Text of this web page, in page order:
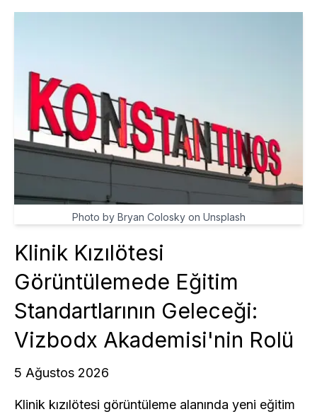
Photo by Bryan Colosky on Unsplash
Klinik Kızılötesi
Görüntülemede Eğitim
Standartlarının Geleceği:
Vizbodx Akademisi'nin Rolü
5 Ağustos 2026
Klinik kızılötesi görüntüleme alanında yeni eğitim